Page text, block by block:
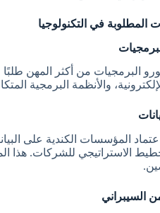
المطلوبة في التكنولوجيا
البرمجيات من أكثر المهن
والأنظمة البرمجية
المؤسسات الكندية على
الاستراتيجي للشركات. هذا
السيبراني